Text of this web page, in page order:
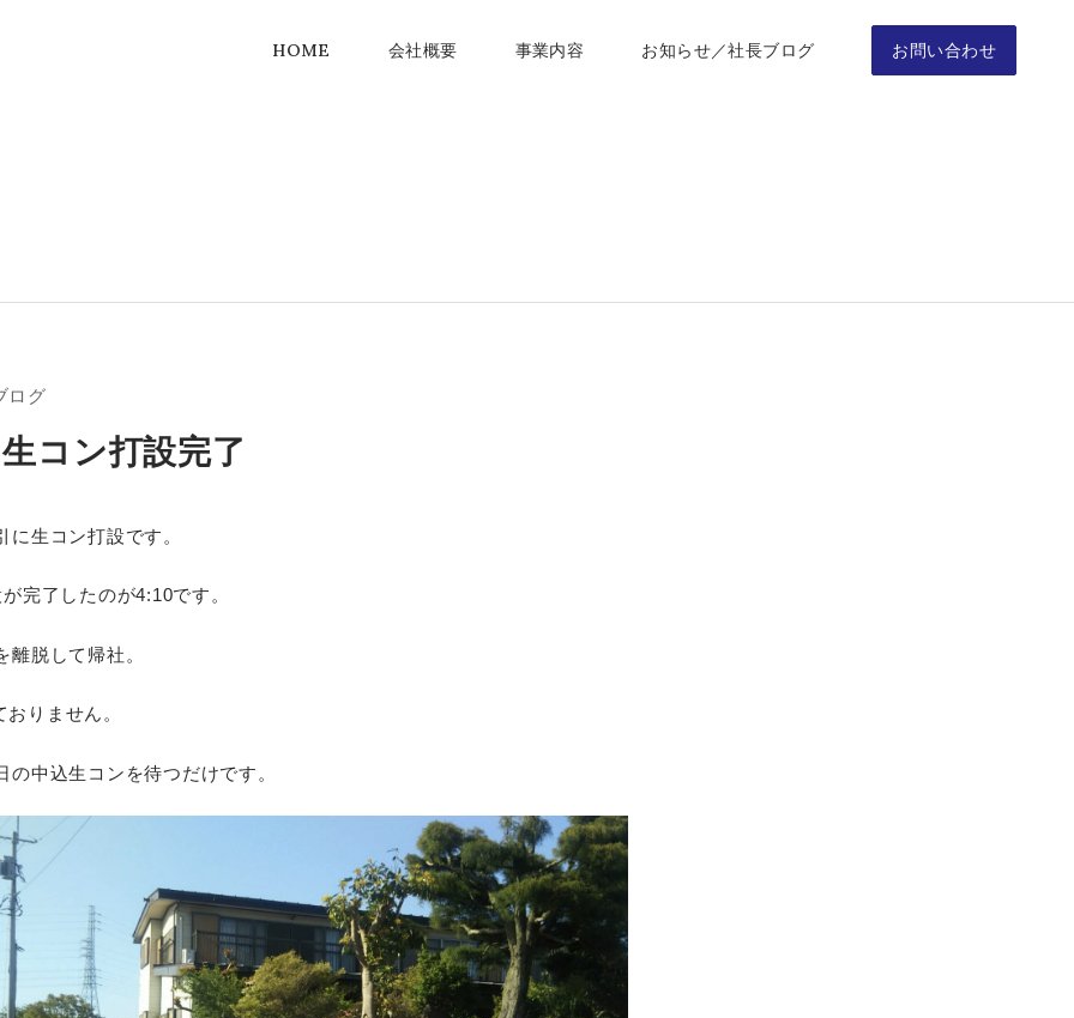
HOME 会社概要 事業内容 お知らせ／社長ブログ お問い合わせ
ログ
コン打設完了
に生コン打設です。
完了したのが4:10です。
離脱して帰社。
りません。
の中込生コンを待つだけです。